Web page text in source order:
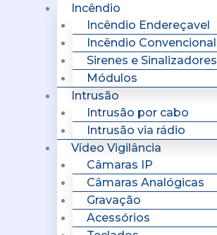
Incêndio
Incêndio Endereçavel
Incêndio Convencional
Sirenes e Sinalizadores
Módulos
Intrusão
Intrusão por cabo
Intrusão via rádio
Vídeo Vigilância
Câmaras IP
Câmaras Analógicas
Gravação
Acessórios